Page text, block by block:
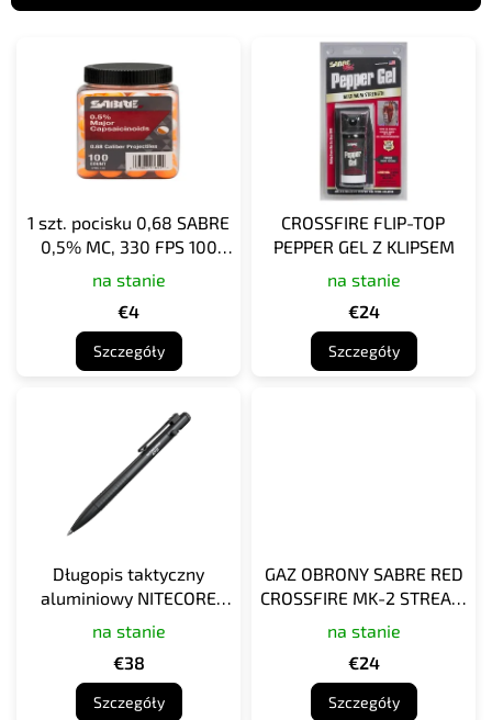
1 szt. pocisku 0,68 SABRE
0,5% MC, 330 FPS 100
m/s
na stanie
€4
Szczegóły
CROSSFIRE FLIP-TOP
PEPPER GEL Z KLIPSEM
na stanie
€24
Szczegóły
Długopis taktyczny
aluminiowy NITECORE
NTP31
na stanie
€38
Szczegóły
GAZ OBRONY SABRE RED
CROSSFIRE MK-2 STREAM
52CFT1010
na stanie
€24
Szczegóły